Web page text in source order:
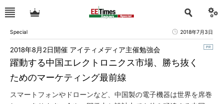
Special 2018年7月3日
躍動する中国エレクトロニクス市場、勝ち抜く
ためのマーケティング最前線
2018年8月2日開催 アイティメディア主催勉強会
スマートフォンやドローンなど、中国製の電子機器は世界を席巻